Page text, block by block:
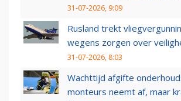
31-07-2026, 9:09
Rusland trekt
wegens zorgen over
31-07-2026, 8:03
Wachttijd afgifte
monteurs neemt af, maar